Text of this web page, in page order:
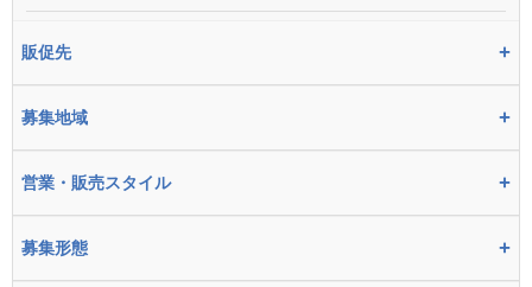
販促先 +
募集地域 +
営業・販売スタイル +
募集形態 +